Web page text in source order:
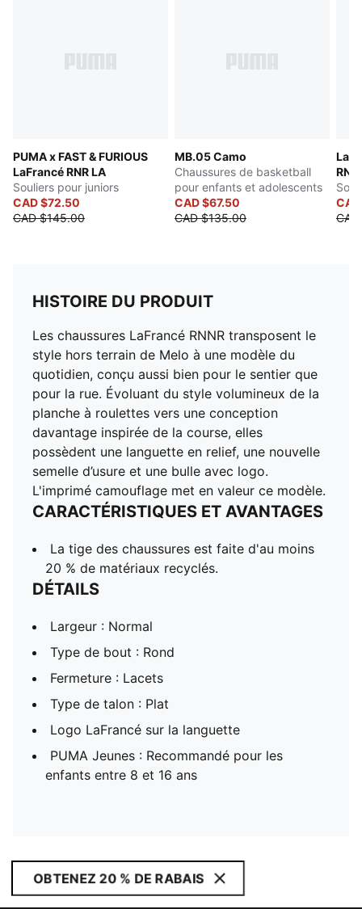
PUMA x FAST & FURIOUS
LaFrancé RNR LA
Souliers pour juniors
CAD $72.50
CAD $145.00
MB.05 Camo
Chaussures de basketball
pour enfants et adolescents
CAD $67.50
CAD $135.00
RNR
HISTOIRE DU PRODUIT
Les chaussures LaFrancé RNNR transposent le
style hors terrain de Melo à une modèle du
quotidien, conçu aussi bien pour le sentier que
pour la rue. Évoluant du style volumineux de la
planche à roulettes vers une conception
davantage inspirée de la course, elles
possèdent une languette en relief, une nouvelle
semelle d’usure et une bulle avec logo.
L'imprimé camouflage met en valeur ce modèle.
CARACTÉRISTIQUES ET AVANTAGES
La tige des chaussures est faite d'au moins
20 % de matériaux recyclés.
DÉTAILS
Largeur : Normal
Type de bout : Rond
Fermeture : Lacets
Type de talon : Plat
Logo LaFrancé sur la languette
PUMA Jeunes : Recommandé pour les
enfants entre 8 et 16 ans
OBTENEZ 20 % DE RABAIS